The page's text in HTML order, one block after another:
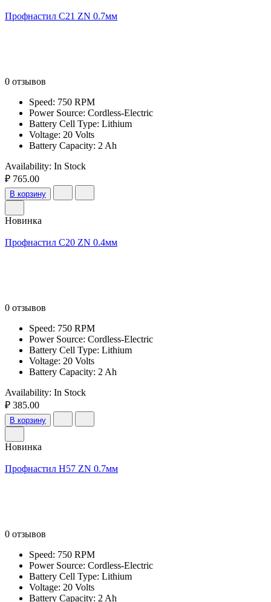
Профнастил С21 ZN 0.7мм
0 отзывов
Speed: 750 RPM
Power Source: Cordless-Electric
Battery Cell Type: Lithium
Voltage: 20 Volts
Battery Capacity: 2 Ah
Availability: In Stock
₽ 765.00
В корзину
Новинка
Профнастил С20 ZN 0.4мм
0 отзывов
Speed: 750 RPM
Power Source: Cordless-Electric
Battery Cell Type: Lithium
Voltage: 20 Volts
Battery Capacity: 2 Ah
Availability: In Stock
₽ 385.00
В корзину
Новинка
Профнастил Н57 ZN 0.7мм
0 отзывов
Speed: 750 RPM
Power Source: Cordless-Electric
Battery Cell Type: Lithium
Voltage: 20 Volts
Battery Capacity: 2 Ah